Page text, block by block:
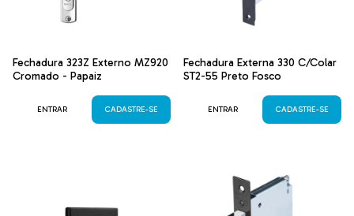
Fechadura 323Z Externo MZ920
Cromado - Papaiz
ENTRAR CADASTRE-SE
Fechadura Externa 330 C/Colar
ST2-55 Preto Fosco
ENTRAR CADASTRE-SE